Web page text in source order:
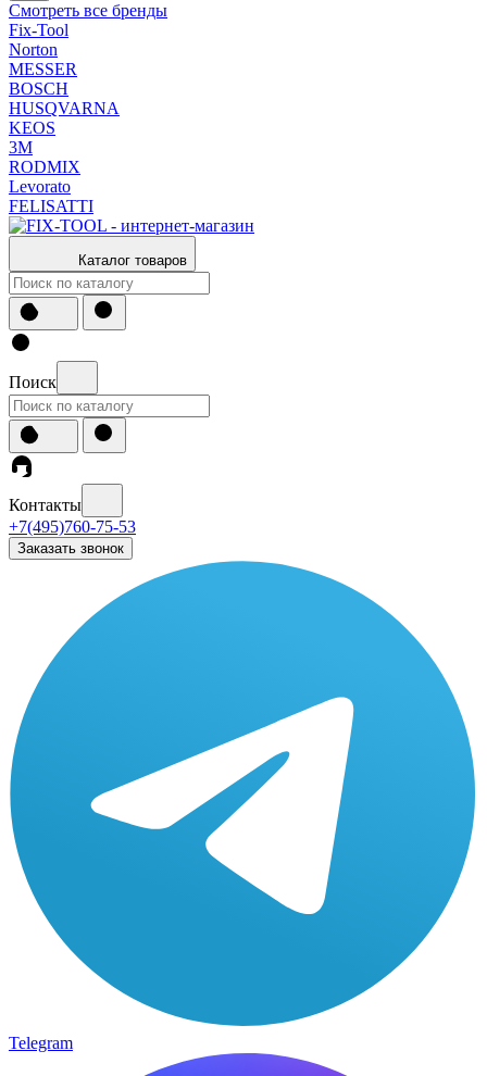
Смотреть все бренды
Fix-Tool
Norton
MESSER
BOSCH
HUSQVARNA
KEOS
3М
RODMIX
Levorato
FELISATTI
Каталог товаров
Поиск
Контакты
+7(495)760-75-53
Заказать звонок
Telegram